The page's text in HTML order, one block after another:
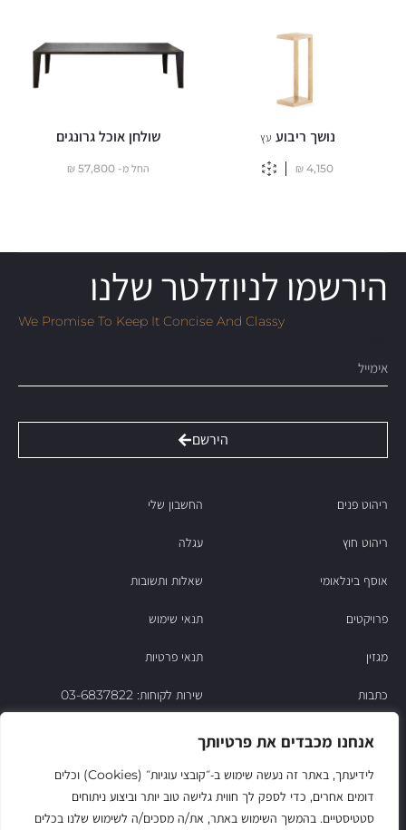
אנחנו מכבדים את פרטיותך
לידיעתך, באתר זה נעשה שימוש ב‑״קובצי עוגיות״ (Cookies) וכלים
דומים אחרים, כדי לספק לך חווית גלישה טוב יותר וביצוע ניתוחים
סטטיסטיים. בהמשך השימוש באתר, את/ה מסכים/ה לשימוש שלנו בכלים
נושך ריבוע עץ
4,150
₪
שולחן אוכל גרונגים
החל מ- 57,800
₪
הירשמו לניוזלטר שלנו
We Promise To Keep It Concise And Classy
הירשם
ריהוט פנים
ריהוט חוץ
אוסף בינלאומי
פרויקטים
מגזין
כתבות
צור קשר
החשבון שלי
עגלה
שאלות ותשובות
תנאי שימוש
תנאי פרטיות
שירות לקוחות: 03-6837822